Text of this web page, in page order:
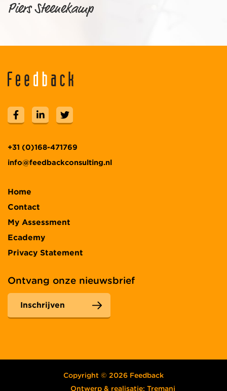
Piers Steenekamp
+31 (0)168-471769
info@feedbackconsulting.nl
Home
Contact
My Assessment
Ecademy
Privacy Statement
Ontvang onze nieuwsbrief
Inschrijven
Copyright © 2026 Feedback
Ontwerp & realisatie:Tremani